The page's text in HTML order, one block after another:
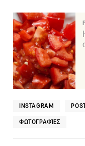
INSTAGRAM
ΦΩΤΟΓΡΑΦΊΕΣ